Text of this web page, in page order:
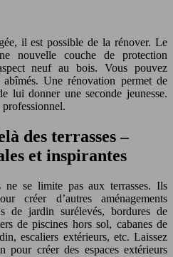
il est possible de la rénover. Le
nouvelle couche de protection
neuf au bois. Vous pouvez
Une rénovation permet de
lui donner une seconde jeunesse.
professionnel.
des terrasses –
et inspirantes
ne se limite pas aux terrasses. Ils
créer d’autres aménagements
de jardin surélevés, bordures de
de piscines hors sol, cabanes de
escaliers extérieurs, etc. Laissez
pour créer des espaces extérieurs